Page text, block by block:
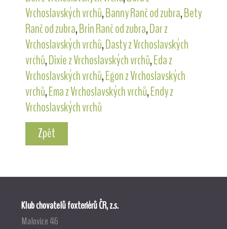
Vrchoslavských vrchů,Banny Ranč od zubra,Bety
Ranč od zubra,Brin Ranč od zubra,Dar z
Vrchoslavských vrchů,Dasty z Vrchoslavských
vrchů,Dixie z Vrchoslavských vrchů,Eda z
Vrchoslavských vrchů,Egon z Vrchoslavských
vrchů,Ema z Vrchoslavských vrchů,Endy z
Vrchoslavských vrchů
Zpět
Klub chovatelů foxteriérů ČR, z.s.
Malovice 46